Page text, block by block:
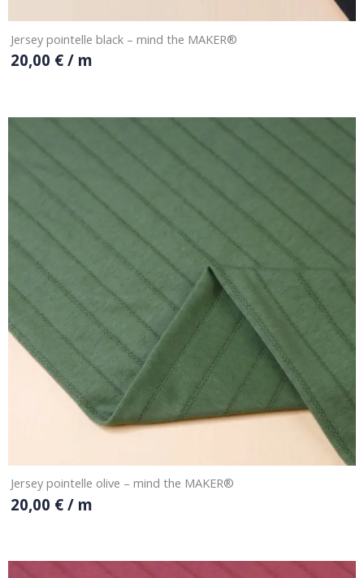
Jersey pointelle black – mind the MAKER®
20,00 €/ m
Jersey pointelle olive – mind the MAKER®
20,00 €/ m